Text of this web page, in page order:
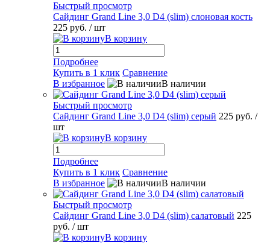
Быстрый просмотр
Сайдинг Grand Line 3,0 D4 (slim) слоновая кость
225 руб. / шт
В корзину
Подробнее
Купить в 1 клик Сравнение
В избранное
В наличии
Быстрый просмотр
Сайдинг Grand Line 3,0 D4 (slim) серый 225 руб. /
шт
В корзину
Подробнее
Купить в 1 клик Сравнение
В избранное
В наличии
Быстрый просмотр
Сайдинг Grand Line 3,0 D4 (slim) салатовый 225
руб. / шт
В корзину